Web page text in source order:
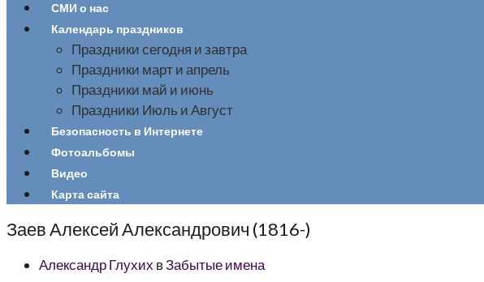
СМИ о нас
Календарь праздников
Праздники сегодня и завтра
Праздники март и апрель
Праздники май и июнь
Праздники Июль и Август
Безопасность в Интернете
Фотоальбомы
Видео
Карта сайта
Заев Алексей Александрович (1816-)
Александр Глухих вЗабытые имена